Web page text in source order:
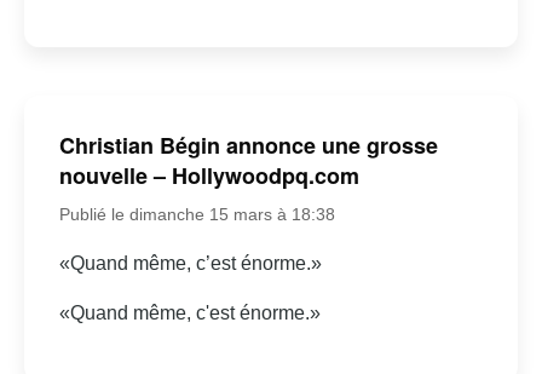
Christian Bégin annonce une grosse
nouvelle – Hollywoodpq.com
Publié le dimanche 15 mars à 18:38
«Quand même, c’est énorme.»
«Quand même, c'est énorme.»